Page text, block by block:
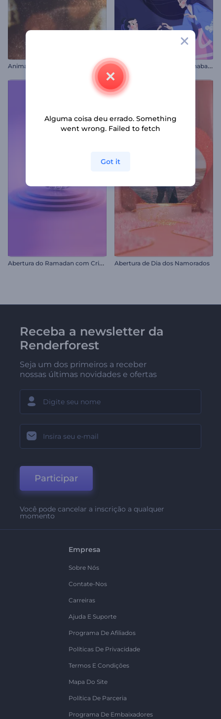
A
nimação de Tipografia - Saudações de Natal A
nimação de Saudação Tanabata
A
bertura do Ramadan com Cristal Abertura de Dia dos Namorados
Receba a newsletter da
Renderforest
Seja um dos primeiros a receber
nossas últimas novidades e ofertas
Participar
Você pode cancelar a inscrição a qualquer
momento
Empresa
Sobre Nós
Contate-Nos
Carreiras
Ajuda E Suporte
Programa De Afiliados
Políticas De Privacidade
Termos E Condições
Mapa Do Site
Política De Parceria
Programa De Embaixadores
Alguma coisa deu errado. Something
went wrong. Failed to fetch
Got it